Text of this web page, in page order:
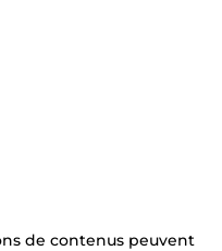
de contenus peuvent